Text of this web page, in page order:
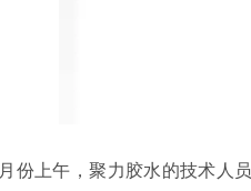
月份上午，聚力胶水的技术人员